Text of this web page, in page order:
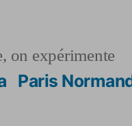
on expérimente
Paris